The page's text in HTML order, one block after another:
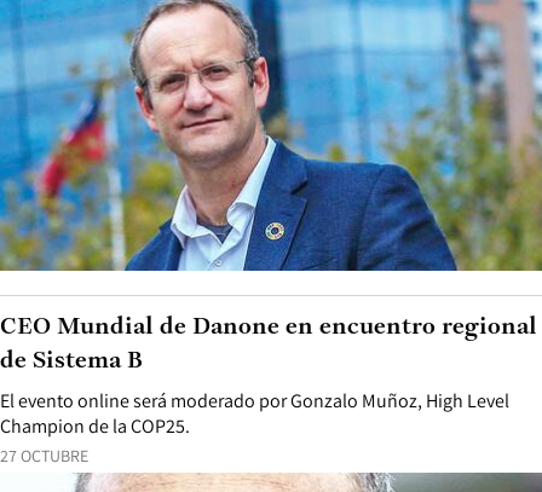
27 OCTUBRE
El evento online será moderado por Gonzalo Muñoz, High Level
Champion de la COP25.
CEO Mundial de Danone en encuentro regional
de Sistema B